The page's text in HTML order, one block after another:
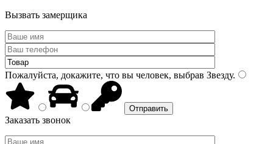
Вызвать замерщика
Пожалуйста, докажите, что вы человек, выбрав Звезду.
Заказать звонок